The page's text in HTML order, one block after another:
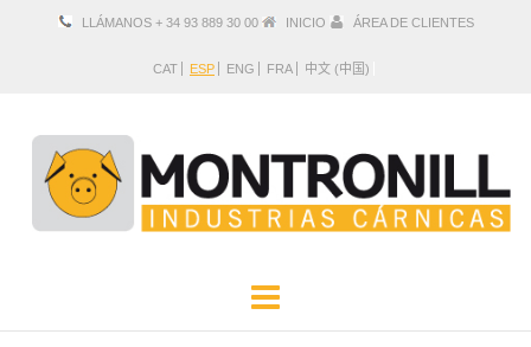
LLÁMANOS + 34 93 889 30 00 INICIO ÁREA DE CLIENTES
CAT ESP ENG FRA 中文 (中国)
EMPRESA
PRODUCTOS